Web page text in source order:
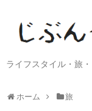
ライフスタイル・旅
ホーム 旅